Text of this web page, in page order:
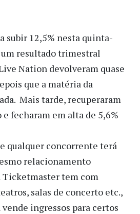
subir 12,5% nesta quinta-
resultado trimestral
Nation devolveram quase
que a matéria da
Mais tarde, recuperaram
fecharam em alta de 5,6%
qualquer concorrente terá
relacionamento
Ticketmaster tem com
salas de concerto etc.,
ingressos para certos